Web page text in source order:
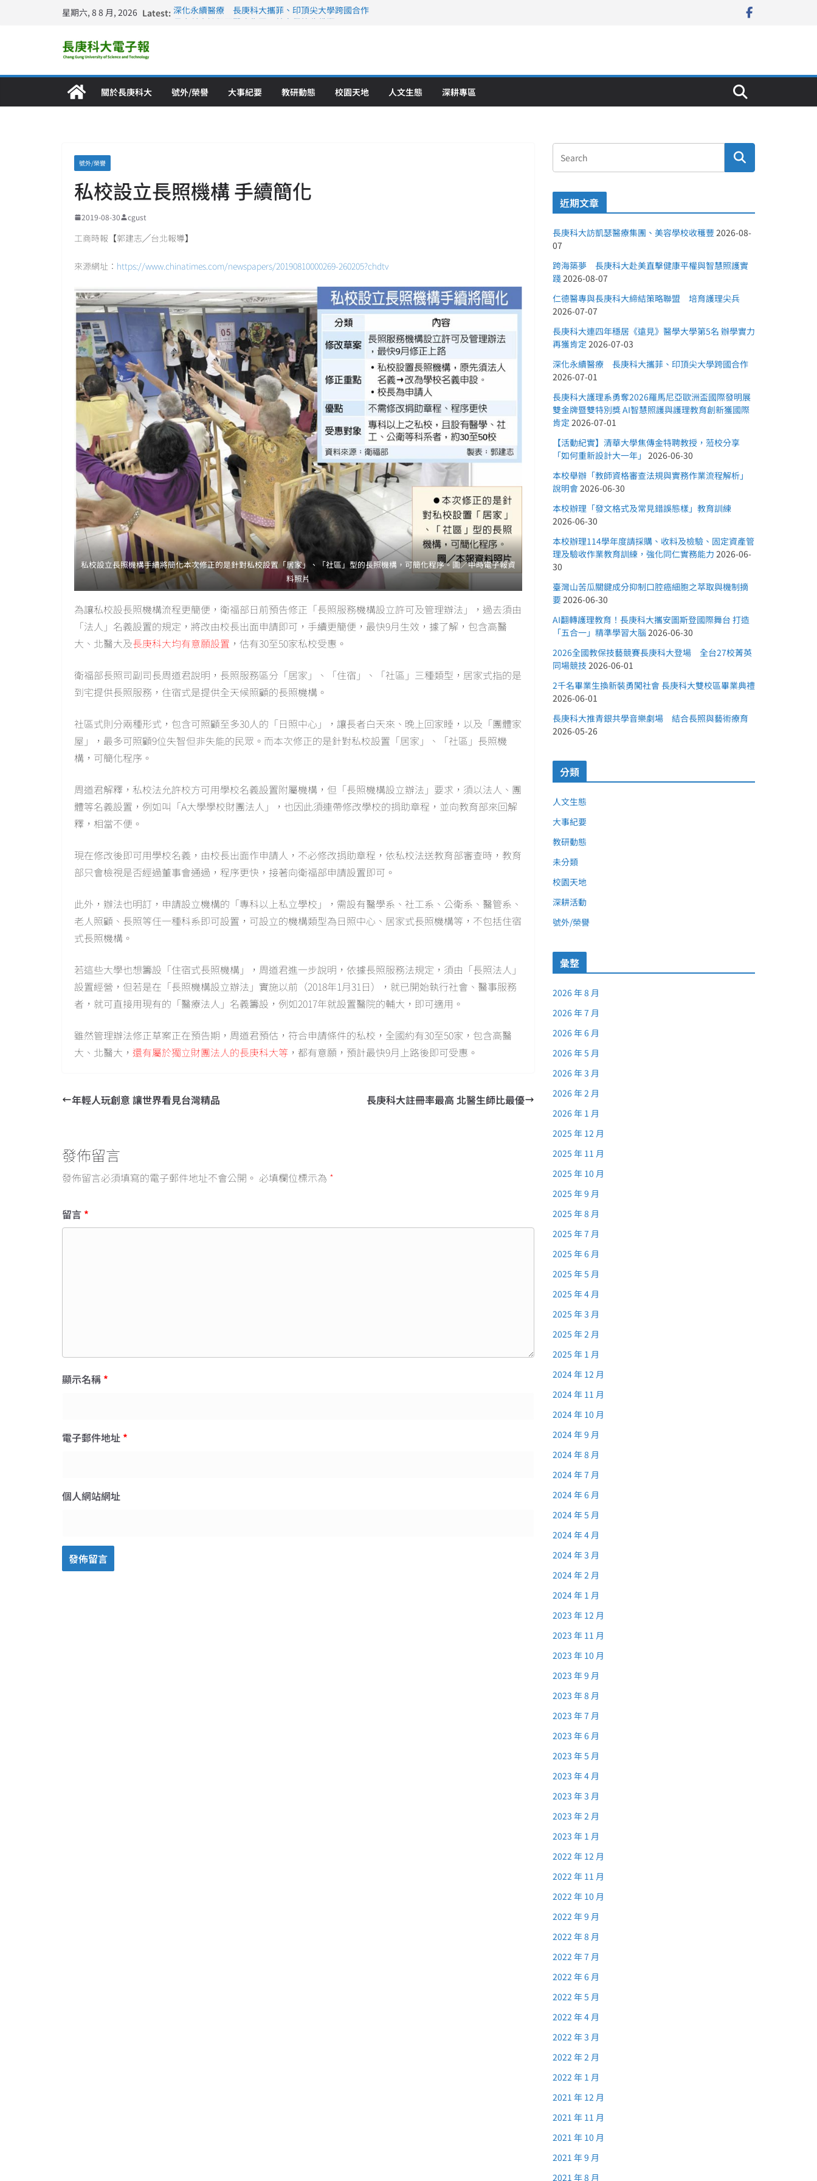
星期六, 8 8 月, 2026 Latest: 深化永續醫療 長庚科大攜菲、印頂尖大學跨國合作
關於長庚科大 號外/榮譽 大事紀要 教研動態 校園天地 人文生態 深耕專區
號外/榮譽
私校設立長照機構 手續簡化
2019-08-30 cgust
工商時報【郭建志╱台北報導】
來源網址： https://www.chinatimes.com/newspapers/20190810000269-260205?chdtv
私校設立長照機構手續將簡化本次修正的是針對私校設置「居家」、「社區」型的長照機構，可簡化程序。圖／中時電子報資
料照片
為讓私校設長照機構流程更簡便，衛福部日前預告修正「長照服務機構設立許可及管理辦法」，過去須由
「法人」名義設置的規定，將改由校長出面申請即可，手續更簡便，最快9月生效，據了解，包含高醫
大、北醫大及長庚科大均有意願設置 ，估有30至50家私校受惠。
衛福部長照司副司長周道君說明，長照服務區分「居家」、「住宿」、「社區」三種類型，居家式指的是
到宅提供長照服務，住宿式是提供全天候照顧的長照機構。
社區式則分兩種形式，包含可照顧至多30人的「日照中心」，讓長者白天來、晚上回家睡，以及「團體家
屋」，最多可照顧9位失智但非失能的民眾。而本次修正的是針對私校設置「居家」、「社區」長照機
構，可簡化程序。
周道君解釋，私校法允許校方可用學校名義設置附屬機構，但「長照機構設立辦法」要求，須以法人、團
體等名義設置，例如叫「A大學學校財團法人」，也因此須連帶修改學校的捐助章程，並向教育部來回解
釋，相當不便。
現在修改後即可用學校名義，由校長出面作申請人，不必修改捐助章程，依私校法送教育部審查時，教育
部只會檢視是否經過董事會通過，程序更快，接著向衛福部申請設置即可。
此外，辦法也明訂，申請設立機構的「專科以上私立學校」，需設有醫學系、社工系、公衛系、醫管系、
老人照顧、長照等任一種科系即可設置，可設立的機構類型為日照中心、居家式長照機構等，不包括住宿
式長照機構。
若這些大學也想籌設「住宿式長照機構」，周道君進一步說明，依據長照服務法規定，須由「長照法人」
設置經營，但若是在「長照機構設立辦法」實施以前（2018年1月31日），就已開始執行社會、醫事服務
者，就可直接用現有的「醫療法人」名義籌設，例如2017年就設置醫院的輔大，即可適用。
雖然管理辦法修正草案正在預告期，周道君預估，符合申請條件的私校，全國約有30至50家，包含高醫
大、北醫大， 還有屬於獨立財團法人的長庚科大等 ，都有意願，預計最快9月上路後即可受惠。
年輕人玩創意 讓世界看見台灣精品 長庚科大註冊率最高 北醫生師比最優
發佈留言
發佈留言必須填寫的電子郵件地址不會公開。 必填欄位標示為 *
留言 *
顯示名稱 *
電子郵件地址 *
個人網站網址
近期文章
長庚科大訪凱瑟醫療集團、美容學校收穫豐 2026-08-
07
跨海築夢 長庚科大赴美直擊健康平權與智慧照護實
踐2026-08-07
仁德醫專與長庚科大締結策略聯盟 培育護理尖兵
2026-07-07
長庚科大連四年穩居《遠見》醫學大學第5名 辦學實力
再獲肯定 2026-07-03
深化永續醫療 長庚科大攜菲、印頂尖大學跨國合作
2026-07-01
長庚科大護理系勇奪2026羅馬尼亞歐洲盃國際發明展
雙金牌暨雙特別獎 AI智慧照護與護理教育創新獲國際
肯定 2026-07-01
【活動紀實】清華大學焦傳金特聘教授，蒞校分享
「如何重新設計大一年」 2026-06-30
本校舉辦「教師資格審查法規與實務作業流程解析」
說明會2026-06-30
本校辦理「發文格式及常見錯誤態樣」教育訓練
2026-06-30
本校辦理114學年度請採購、收料及檢驗、固定資產管
理及驗收作業教育訓練，強化同仁實務能力 2026-06-
30
臺灣山苦瓜關鍵成分抑制口腔癌細胞之萃取與機制摘
要2026-06-30
AI翻轉護理教育！長庚科大攜安圖斯登國際舞台 打造
「五合一」精準學習大腦 2026-06-30
2026全國教保技藝競賽長庚科大登場 全台27校菁英
同場競技 2026-06-01
2千名畢業生換新裝勇闖社會 長庚科大雙校區畢業典禮
2026-06-01
長庚科大推青銀共學音樂劇場 結合長照與藝術療育
2026-05-26
分類
人文生態
大事紀要
教研動態
未分類
校園天地
深耕活動
號外/榮譽
彙整
2026 年 8 月
2026 年 7 月
2026 年 6 月
2026 年 5 月
2026 年 3 月
2026 年 2 月
2026 年 1 月
2025 年 12 月
2025 年 11 月
2025 年 10 月
2025 年 9 月
2025 年 8 月
2025 年 7 月
2025 年 6 月
2025 年 5 月
2025 年 4 月
2025 年 3 月
2025 年 2 月
2025 年 1 月
2024 年 12 月
2024 年 11 月
2024 年 10 月
2024 年 9 月
2024 年 8 月
2024 年 7 月
2024 年 6 月
2024 年 5 月
2024 年 4 月
2024 年 3 月
2024 年 2 月
2024 年 1 月
2023 年 12 月
2023 年 11 月
2023 年 10 月
2023 年 9 月
2023 年 8 月
2023 年 7 月
2023 年 6 月
2023 年 5 月
2023 年 4 月
2023 年 3 月
2023 年 2 月
2023 年 1 月
2022 年 12 月
2022 年 11 月
2022 年 10 月
2022 年 9 月
2022 年 8 月
2022 年 7 月
2022 年 6 月
2022 年 5 月
2022 年 4 月
2022 年 3 月
2022 年 2 月
2022 年 1 月
2021 年 12 月
2021 年 11 月
2021 年 10 月
2021 年 9 月
2021 年 8 月